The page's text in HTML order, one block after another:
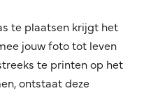
te plaatsen krijgt het
jouw foto tot leven
te printen op het
ontstaat deze